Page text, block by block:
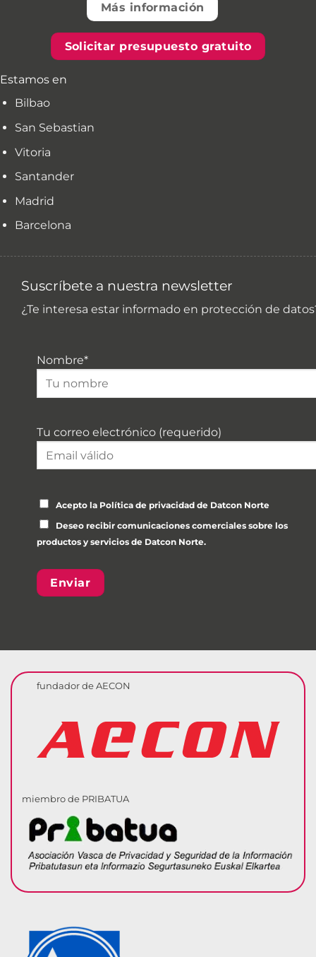
Más información
Solicitar presupuesto gratuito
Estamos en
Bilbao
San Sebastian
Vitoria
Santander
Madrid
Barcelona
Suscríbete a nuestra newsletter
¿Te interesa estar informado en protección de
Nombre*
Tu correo electrónico (requerido)
Por favor, deja este campo vacío.
Acepto la Política de privacidadde Datcon Norte
Deseo recibir comunicaciones comerciales sobre los
productos y servicios de Datcon Norte.
fundador de AECON
miembro de PRIBATUA